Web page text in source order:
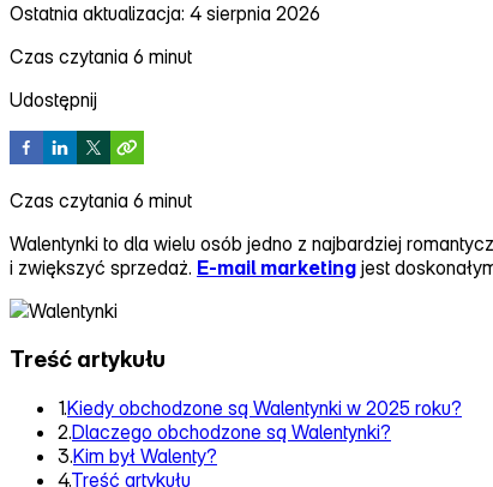
Ostatnia aktualizacja: 4 sierpnia 2026
Czas czytania 6 minut
Udostępnij
Czas czytania 6 minut
Walentynki to dla wielu osób jedno z najbardziej
i zwiększyć sprzedaż. E‑mail marketing jest
Treść artykułu
1.Kiedy obchodzone są Walentynki w 2025 roku?
2.Dlaczego obchodzone są Walentynki?
3.Kim był Walenty?
4.Treść artykułu